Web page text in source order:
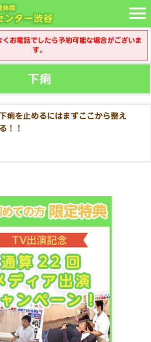
お電話でしたら予約可能な場合がございま
す。
下痢
痢を止めるにはまずここから整え
る！！